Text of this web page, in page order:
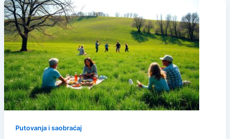
Putovanja i saobraćaj